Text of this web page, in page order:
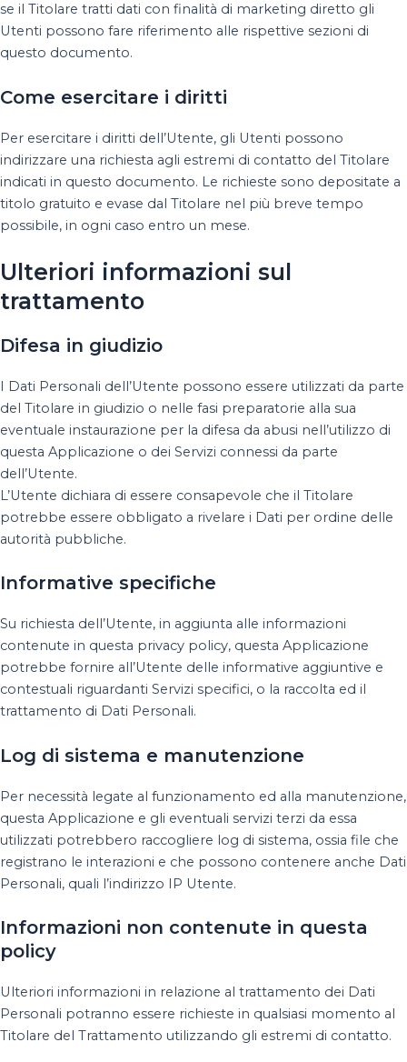
se il Titolare tratti dati con finalità di marketing diretto gli
Utenti possono fare riferimento alle rispettive sezioni di
questo documento.
Come esercitare i diritti
Per esercitare i diritti dell’Utente, gli Utenti possono
indirizzare una richiesta agli estremi di contatto del Titolare
indicati in questo documento. Le richieste sono depositate a
titolo gratuito e evase dal Titolare nel più breve tempo
possibile, in ogni caso entro un mese.
Ulteriori informazioni sul
trattamento
Difesa in giudizio
I Dati Personali dell’Utente possono essere utilizzati da parte
del Titolare in giudizio o nelle fasi preparatorie alla sua
eventuale instaurazione per la difesa da abusi nell’utilizzo di
questa Applicazione o dei Servizi connessi da parte
dell’Utente.
L’Utente dichiara di essere consapevole che il Titolare
potrebbe essere obbligato a rivelare i Dati per ordine delle
autorità pubbliche.
Informative specifiche
Su richiesta dell’Utente, in aggiunta alle informazioni
contenute in questa privacy policy, questa Applicazione
potrebbe fornire all’Utente delle informative aggiuntive e
contestuali riguardanti Servizi specifici, o la raccolta ed il
trattamento di Dati Personali.
Log di sistema e manutenzione
Per necessità legate al funzionamento ed alla manutenzione,
questa Applicazione e gli eventuali servizi terzi da essa
utilizzati potrebbero raccogliere log di sistema, ossia file che
registrano le interazioni e che possono contenere anche Dati
Personali, quali l’indirizzo IP Utente.
Informazioni non contenute in questa
policy
Ulteriori informazioni in relazione al trattamento dei Dati
Personali potranno essere richieste in qualsiasi momento al
Titolare del Trattamento utilizzando gli estremi di contatto.